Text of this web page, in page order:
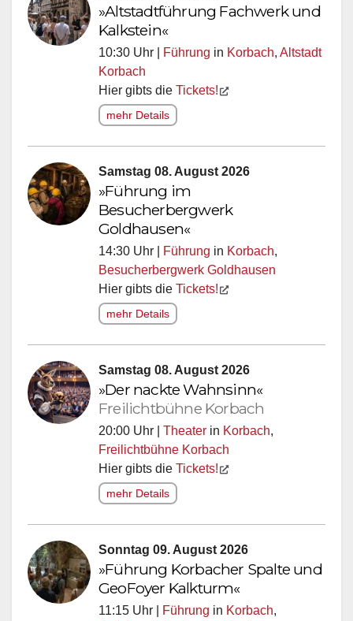
»Altstadtführung Fachwerk und
Kalkstein«
10:30 Uhr | Führung in Korbach, Altstadt
Korbach
Hier gibts die Tickets!
mehr Details
Samstag 08. August 2026
»Führung im
Besucherbergwerk
Goldhausen«
14:30 Uhr | Führung in Korbach,
Besucherbergwerk Goldhausen
Hier gibts die Tickets!
mehr Details
Samstag 08. August 2026
»Der nackte Wahnsinn«
Freilichtbühne Korbach
20:00 Uhr | Theater in Korbach,
Freilichtbühne Korbach
Hier gibts die Tickets!
mehr Details
Sonntag 09. August 2026
»Führung Korbacher Spalte und
GeoFoyer Kalkturm«
11:15 Uhr | Führung in Korbach,